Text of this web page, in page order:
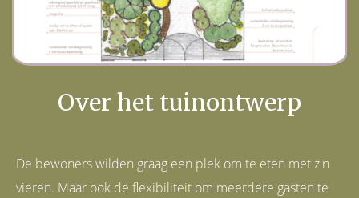
Over het tuinontwerp
De bewoners wilden graag een plek om te eten met z'n
vieren. Maar ook de flexibiliteit om meerdere gasten te